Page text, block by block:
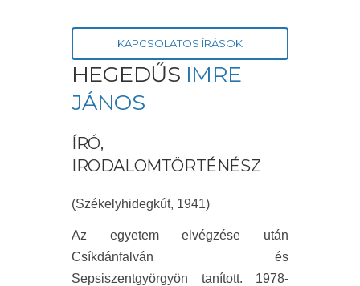
KAPCSOLATOS ÍRÁSOK
HEGEDŰS IMRE
JÁNOS
ÍRÓ,
IRODALOMTÖRTÉNÉSZ
(Székelyhidegkút, 1941)
Az egyetem elvégzése után
Csíkdánfalván és
Sepsiszentgyörgyön tanított. 1978-